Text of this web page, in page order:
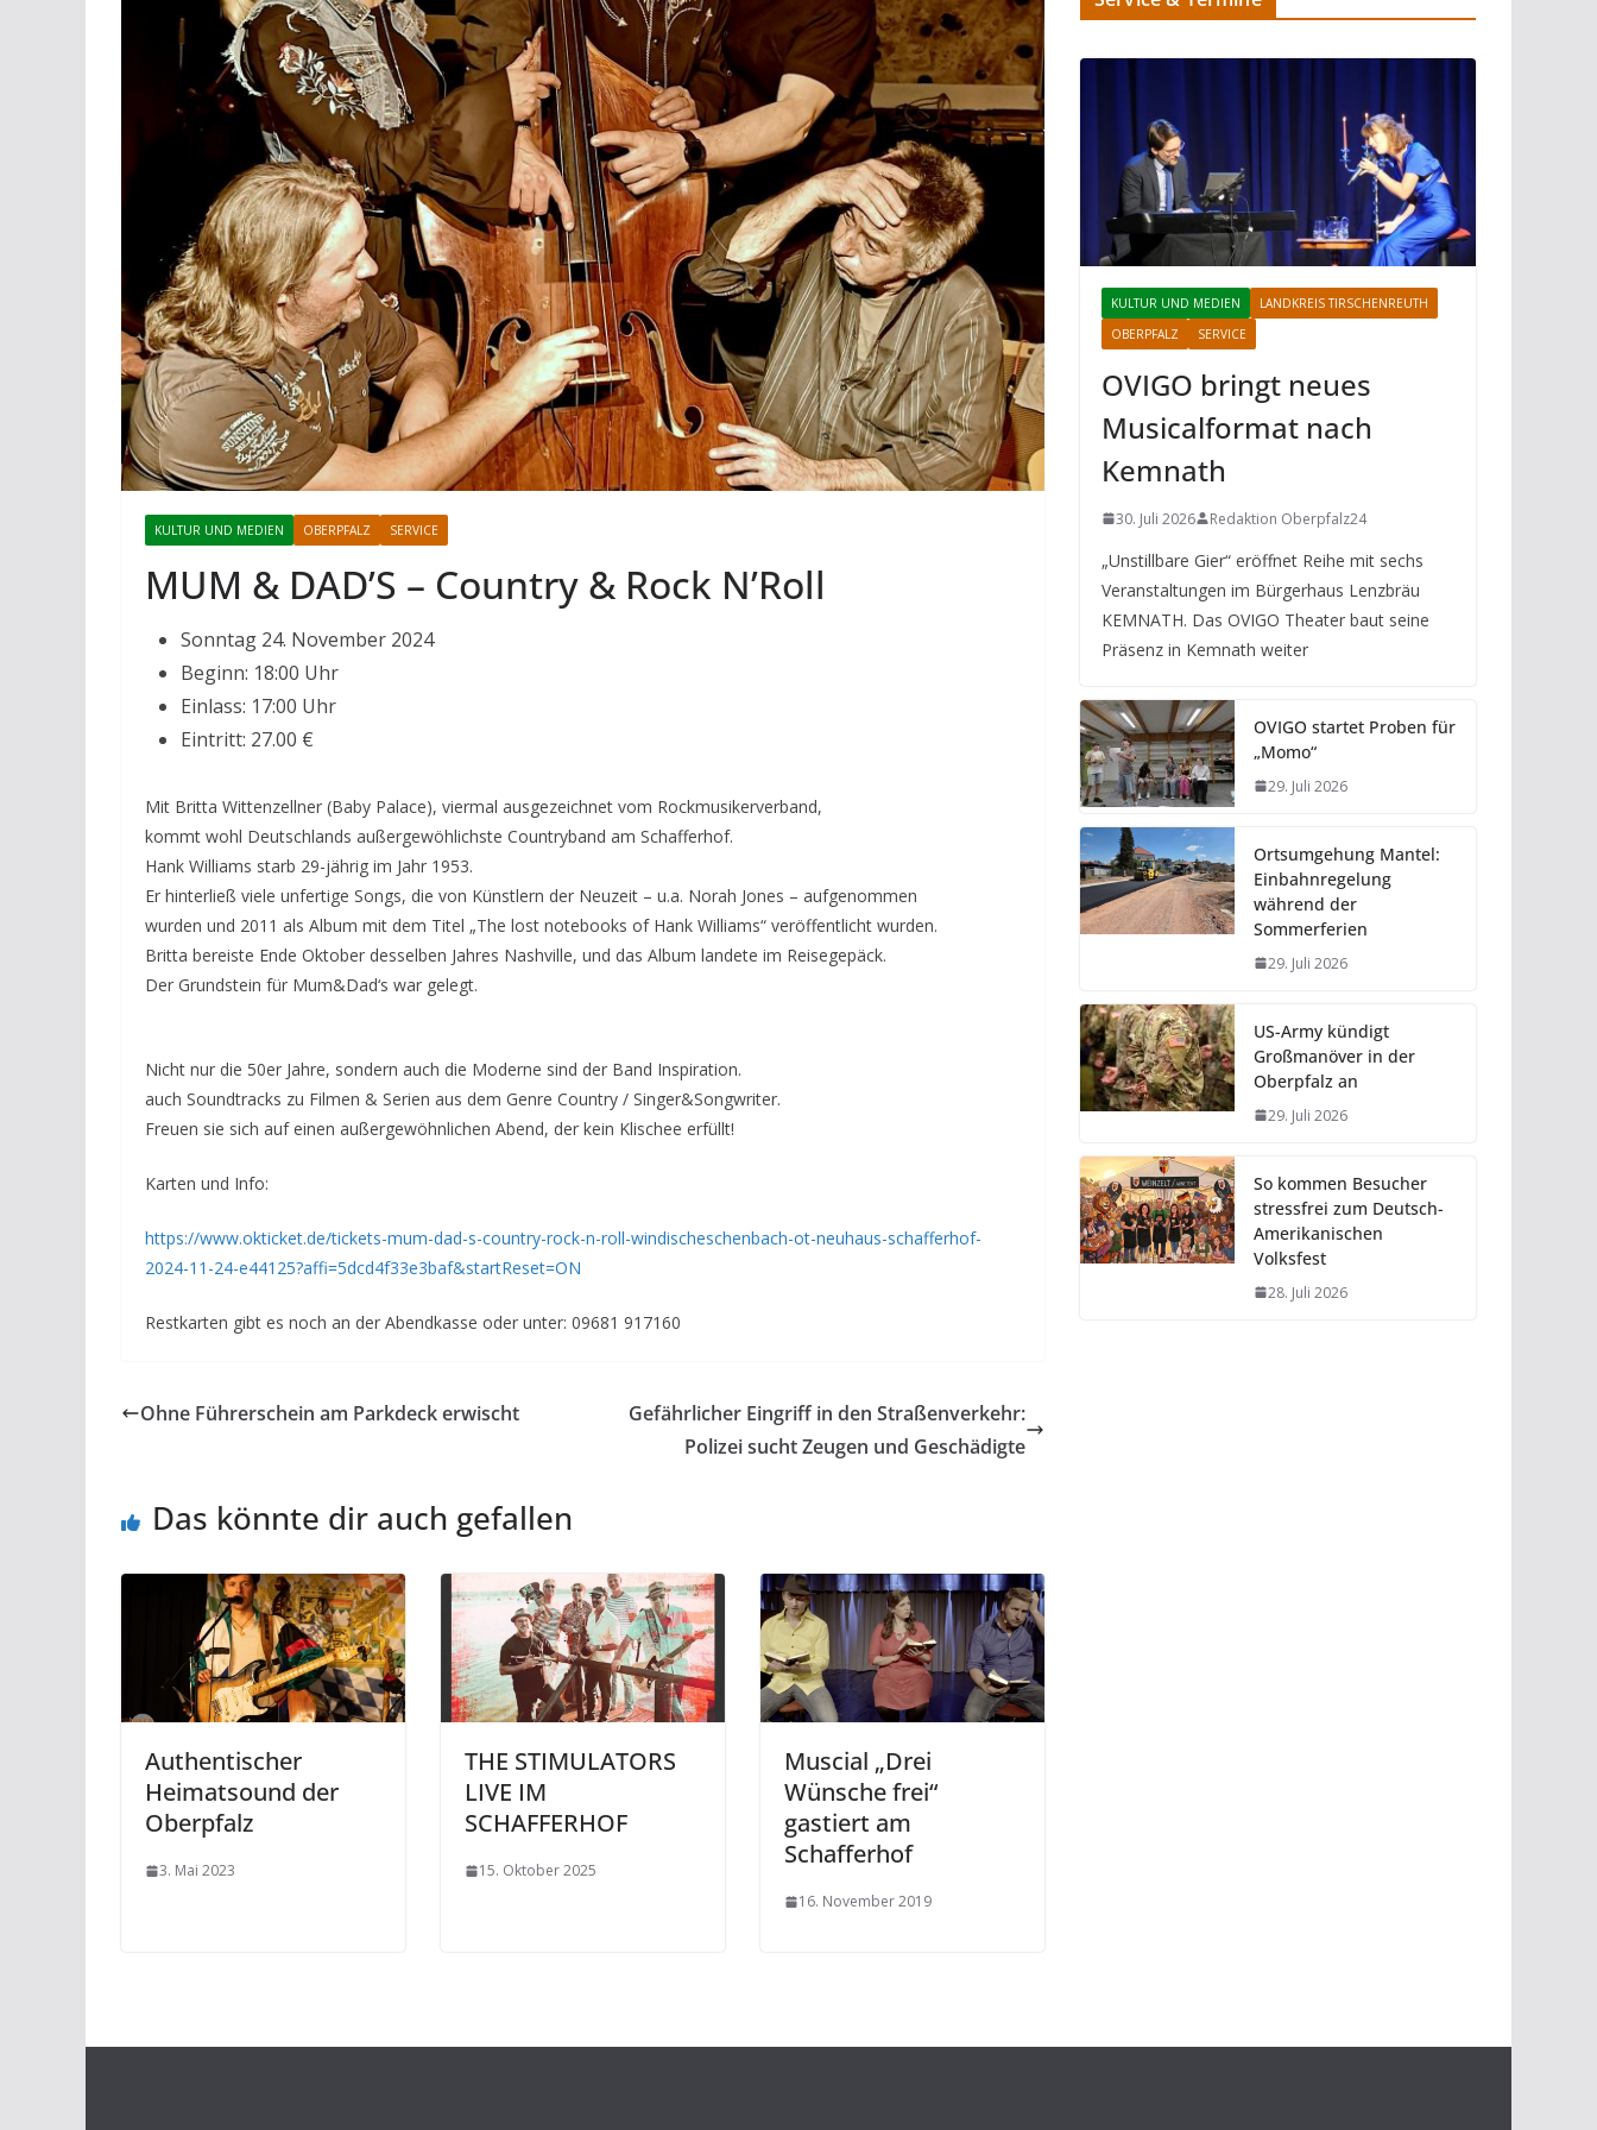
KULTUR UND MEDIEN OBERPFALZ SERVICE
MUM & DAD’S – Country & Rock N’Roll
Sonntag 24. November 2024
Beginn: 18:00 Uhr
Einlass: 17:00 Uhr
Eintritt: 27.00 €
Mit Britta Wittenzellner (Baby Palace), viermal ausgezeichnet vom Rockmusikerverband,
kommt wohl Deutschlands außergewöhlichste Countryband am Schafferhof.
Hank Williams starb 29-jährig im Jahr 1953.
Er hinterließ viele unfertige Songs, die von Künstlern der Neuzeit – u.a. Norah Jones – aufgenommen
wurden und 2011 als Album mit dem Titel „The lost notebooks of Hank Williams“ veröffentlicht wurden.
Britta bereiste Ende Oktober desselben Jahres Nashville, und das Album landete im Reisegepäck.
Der Grundstein für Mum&Dad‘s war gelegt.
Nicht nur die 50er Jahre, sondern auch die Moderne sind der Band Inspiration.
auch Soundtracks zu Filmen & Serien aus dem Genre Country / Singer&Songwriter.
Freuen sie sich auf einen außergewöhnlichen Abend, der kein Klischee erfüllt!
Karten und Info:
https://www.okticket.de/tickets-mum-dad-s-country-rock-n-roll-windischeschenbach-ot-neuhaus-schafferhof-
2024-11-24-e44125?affi=5dcd4f33e3baf&startReset=ON
Restkarten gibt es noch an der Abendkasse oder unter: 09681 917160
Ohne Führerschein am Parkdeck erwischt
Gefährlicher Eingriff in den Straßenverkehr:
Polizei sucht Zeugen und Geschädigte
Das könnte dir auch gefallen
Authentischer
Heimatsound der
Oberpfalz
3. Mai 2023
THE STIMULATORS
LIVE IM
SCHAFFERHOF
15. Oktober 2025
Muscial „Drei
Wünsche frei“
gastiert am
Schafferhof
16. November 2019
KULTUR UND MEDIEN
LANDKREIS TIRSCHENREUTH
OBERPFALZ
SERVICE
OVIGO bringt neues
Musicalformat nach
Kemnath
30. Juli 2026 Redaktion Oberpfalz24
„Unstillbare Gier“ eröffnet Reihe mit sechs
Veranstaltungen im Bürgerhaus Lenzbräu
KEMNATH. Das OVIGO Theater baut seine
Präsenz in Kemnath weiter
OVIGO startet Proben für
„Momo“
29. Juli 2026
Ortsumgehung Mantel:
Einbahnregelung
während der
Sommerferien
29. Juli 2026
US-Army kündigt
Großmanöver in der
Oberpfalz an
29. Juli 2026
So kommen Besucher
stressfrei zum Deutsch-
Amerikanischen
Volksfest
28. Juli 2026